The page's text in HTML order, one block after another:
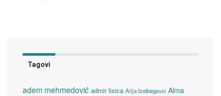
Tagovi
adem mehmedović admir lisica Alija Izetbegović Alma